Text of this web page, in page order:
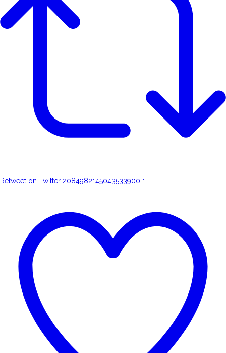
Retweet on Twitter 2084982145043533900 1